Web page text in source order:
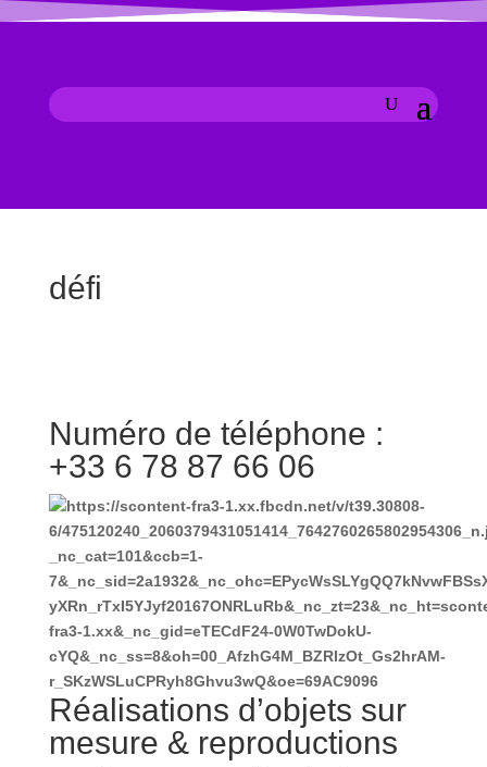
défi
Numéro de téléphone :
+33 6 78 87 66 06
Réalisations d’objets sur
mesure & reproductions